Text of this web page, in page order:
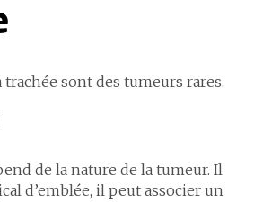
sont des tumeurs rares.
de la nature de la tumeur. Il
d’emblée, il peut associer un